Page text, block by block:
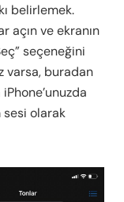
belirlemek.
açın ve ekranın
seçeneğini
varsa, buradan
olarak